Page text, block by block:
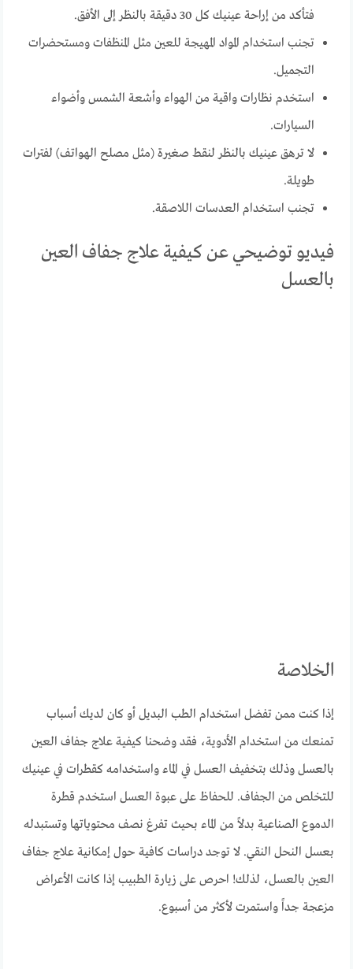
فتأكد من إراحة عينيك كل 30 دقيقة بالنظر إلى الأفق.
تجنب استخدام المواد المهيجة للعين مثل المنظفات ومستحضرات
التجميل.
استخدم نظارات واقية من الهواء وأشعة الشمس وأضواء
السيارات.
لا ترهق عينيك بالنظر لنقط صغيرة (مثل مصلح الهواتف) لفترات
طويلة.
تجنب استخدام العدسات اللاصقة.
فيديو توضيحي عن كيفية علاج جفاف العين
بالعسل
الخلاصة
إذا كنت ممن تفضل استخدام الطب البديل أو كان لديك أسباب
تمنعك من استخدام الأدوية، فقد وضحنا كيفية علاج جفاف العين
بالعسل وذلك بتخفيف العسل في الماء واستخدامه كقطرات في عينيك
للتخلص من الجفاف. للحفاظ على عبوة العسل استخدم قطرة
الدموع الصناعية بدلاً من الماء بحيث تفرغ نصف محتوياتها وتستبدله
بعسل النحل النقي. لا توجد دراسات كافية حول إمكانية علاج جفاف
العين بالعسل، لذلك! احرص على زيارة الطبيب إذا كانت الأعراض
مزعجة جداً واستمرت لأكثر من أسبوع.